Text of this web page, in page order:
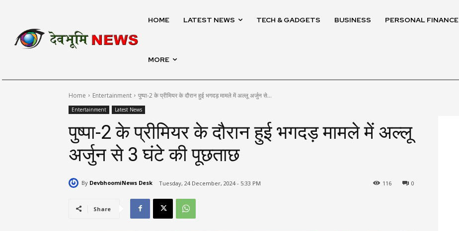
HOME LATEST NEWS TECH & GADGETS BUSINESS PERSONAL FINANCE
MORE
Home Entertainment पुष्पा-2 के प्रीमियर के दौरान हुई भगदड़ मामले में अल्लू अर्जुन से...
Entertainment Latest News
पुष्पा-2 के प्रीमियर के दौरान हुई भगदड़ मामले में अल्लू
अर्जुन से 3 घंटे की पूछताछ
By DevbhoomiNews Desk Tuesday, 24 December, 2024 - 5:33 PM 0
116
Share